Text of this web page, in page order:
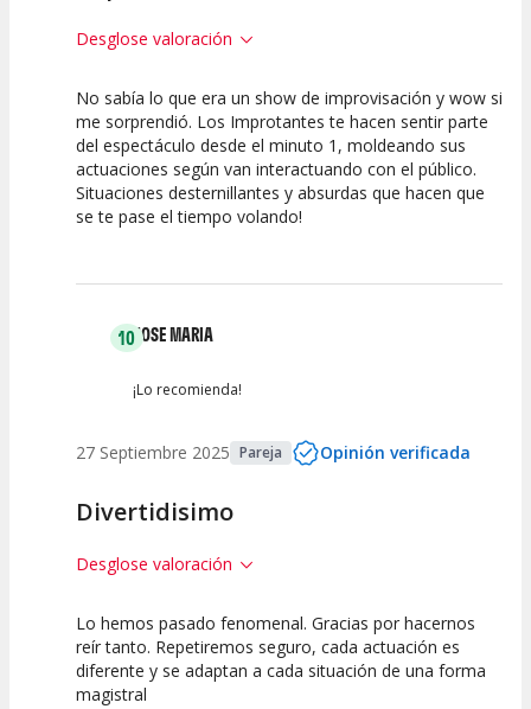
Desglose valoración
10
Calidad del
Espectáculo
10
Puesta en
Escena
10
Interpretación
artística
No sabía lo que era un show de improvisación y wow si
me sorprendió. Los Improtantes te hacen sentir parte
del espectáculo desde el minuto 1, moldeando sus
actuaciones según van interactuando con el público.
Situaciones desternillantes y absurdas que hacen que
se te pase el tiempo volando!
10JOSE MARIA
¡Lo recomienda!
27 Septiembre 2025 Pareja Opinión verificada
Divertidisimo
Desglose valoración
10
Calidad del
Espectáculo
10
Puesta en
10
Interpretación
Lo hemos pasado fenomenal. Gracias por hacernos
reír tanto. Repetiremos seguro, cada actuación es
diferente y se adaptan a cada situación de una forma
magistral